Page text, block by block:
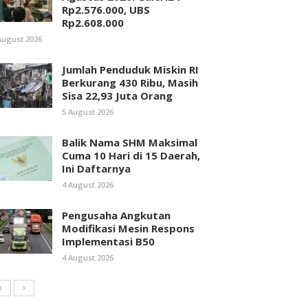
Rp2.576.000, UBS
Rp2.608.000
2026
Jumlah Penduduk Miskin RI
Berkurang 430 Ribu, Masih
Sisa 22,93 Juta Orang
5 August 2026
Balik Nama SHM Maksimal
Cuma 10 Hari di 15 Daerah,
Ini Daftarnya
4 August 2026
Pengusaha Angkutan
Modifikasi Mesin Respons
Implementasi B50
4 August 2026